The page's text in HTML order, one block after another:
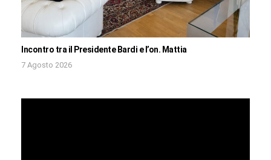
Incontro tra il Presidente Bardi e l’on. Mattia
7 Agosto 2026